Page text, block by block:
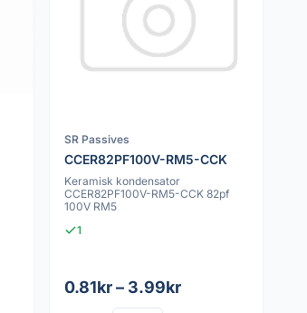
SR Passives
CCER82PF100V-RM5-CCK
Keramisk kondensator
CCER82PF100V-RM5-CCK 82pf
100V RM5
1
0.81kr – 3.99kr